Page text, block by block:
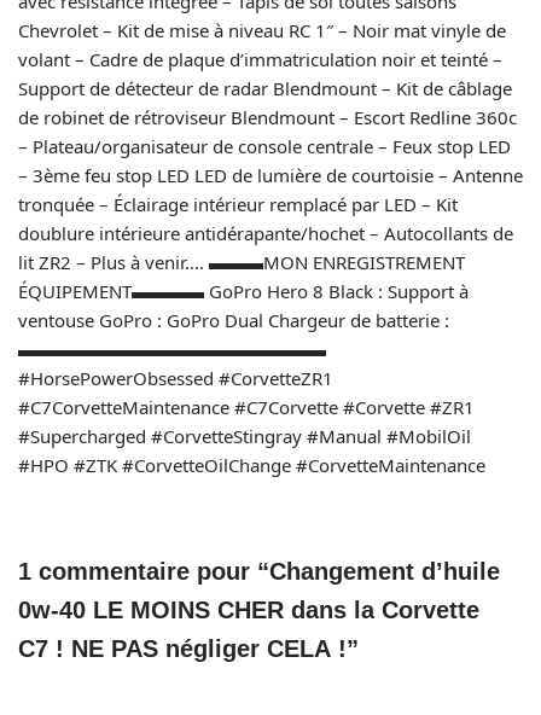
Chevrolet – Kit de mise à niveau RC 1″ – Noir mat vinyle de
volant – Cadre de plaque d’immatriculation noir et teinté –
Support de détecteur de radar Blendmount – Kit de câblage
de robinet de rétroviseur Blendmount – Escort Redline 360c
– Plateau/organisateur de console centrale – Feux stop LED
– 3ème feu stop LED LED de lumière de courtoisie – Antenne
tronquée – Éclairage intérieur remplacé par LED – Kit
doublure intérieure antidérapante/hochet – Autocollants de
lit ZR2 – Plus à venir…. ▬▬▬MON ENREGISTREMENT
ÉQUIPEMENT▬▬▬▬ GoPro Hero 8 Black : Support à
ventouse GoPro : GoPro Dual Chargeur de batterie :
▬▬▬▬▬▬▬▬▬▬▬▬▬▬▬▬▬
#HorsePowerObsessed #CorvetteZR1
#C7CorvetteMaintenance #C7Corvette #Corvette #ZR1
#Supercharged #CorvetteStingray #Manual #MobilOil
#HPO #ZTK #CorvetteOilChange #CorvetteMaintenance
1 commentaire pour “Changement d’huile
0w-40 LE MOINS CHER dans la Corvette
C7 ! NE PAS négliger CELA !”